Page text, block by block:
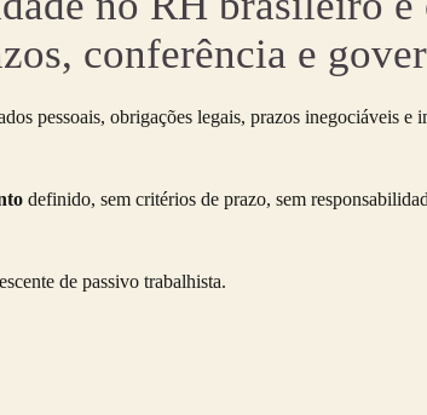
conferência e
pessoais, obrigações legais, prazos inegociáveis e
definido, sem critérios de prazo, sem
de passivo trabalhista.